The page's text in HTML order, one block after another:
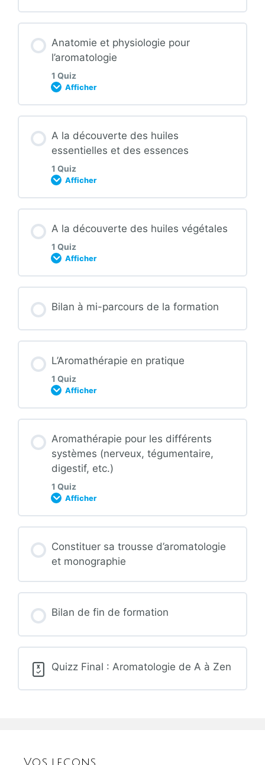
l’aromatologie
Quizz : Notions de Naturopathie pour la
pratique de l’aromatologie
Anatomie et physiologie pour
l’aromatologie
1 Quiz
Afficher
Quizz : Anatomie et physiologie pour
l’aromatologie
A la découverte des huiles
essentielles et des essences
1 Quiz
Afficher
Quizz : A la découverte des huiles
essentielles et des essences
A la découverte des huiles végétales
1 Quiz
Afficher
Quizz : A la découverte des huiles végétales
Bilan à mi-parcours de la formation
L’Aromathérapie en pratique
1 Quiz
Afficher
Quizz : L’Aromathérapie en pratique
Aromathérapie pour les différents
systèmes (nerveux, tégumentaire,
digestif, etc.)
1 Quiz
Afficher
Quizz : Aromathérapie pour les différents
systèmes (nerveux, tégumentaire, digestif,
etc.)
Constituer sa trousse d’aromatologie
et monographie
Bilan de fin de formation
Quizz Final : Aromatologie de A à Zen